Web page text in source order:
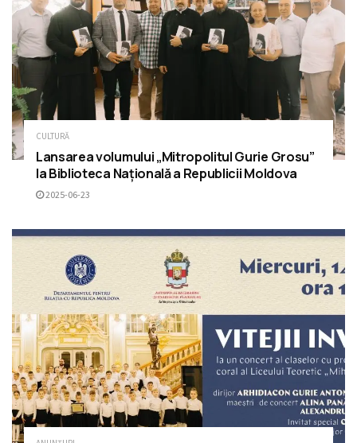
CULTURĂ
Lansarea volumului „Mitropolitul Gurie Grosu”
la Biblioteca Națională a Republicii Moldova
2025-06-23